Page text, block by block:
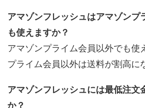
アマゾンフレッシュはアマゾンプ
も使えますか？
アマゾンプライム会員以外でも使
プライム会員以外は送料が割高に
アマゾンフレッシュには最低注文
か？